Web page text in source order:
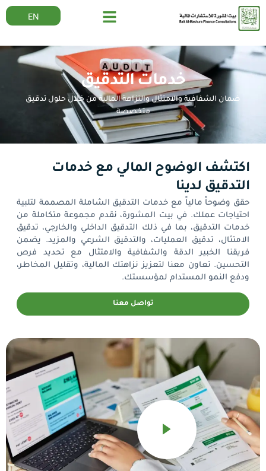
EN
خدمات التدقيق
ضمان الشفافية والامتثال والنزاهة المالية من خلال حلول تدقيق
متخصصة
اكتشف الوضوح المالي مع خدمات
التدقيق لدينا
حقق وضوحاً مالياً مع خدمات التدقيق الشاملة المصممة لتلبية
احتياجات عملك. في بيت المشورة، نقدم مجموعة متكاملة من
خدمات التدقيق، بما في ذلك التدقيق الداخلي والخارجي، تدقيق
الامتثال، تدقيق العمليات، والتدقيق الشرعي والمزيد. يضمن
فريقنا الخبير الدقة والشفافية والامتثال مع تحديد فرص
التحسين. تعاون معنا لتعزيز نزاهتك المالية، وتقليل المخاطر،
ودفع النمو المستدام لمؤسستك.
تواصل معنا